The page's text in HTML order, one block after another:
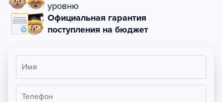
уровню
Официальная гарантия
поступления на бюджет
Имя
Телефон